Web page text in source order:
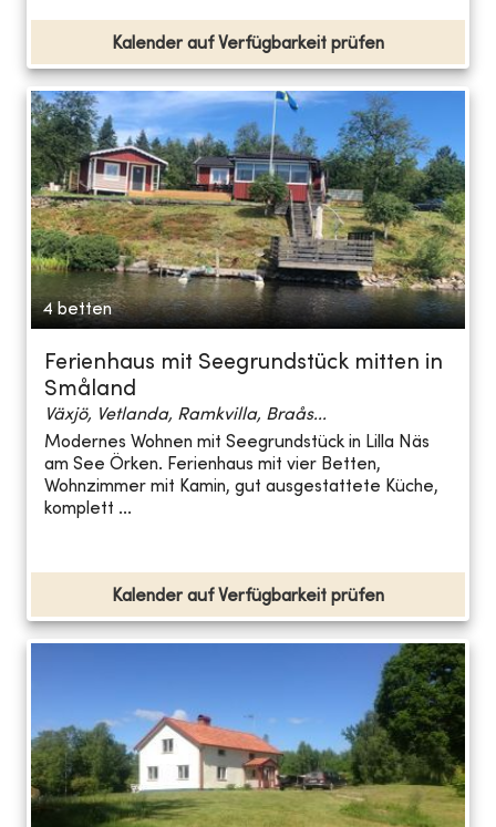
Kalender auf Verfügbarkeit prüfen
4 betten
Ferienhaus mit Seegrundstück mitten in
Småland
Växjö, Vetlanda, Ramkvilla, Braås...
Modernes Wohnen mit Seegrundstück in Lilla Näs
am See Örken. Ferienhaus mit vier Betten,
Wohnzimmer mit Kamin, gut ausgestattete Küche,
komplett ...
Kalender auf Verfügbarkeit prüfen